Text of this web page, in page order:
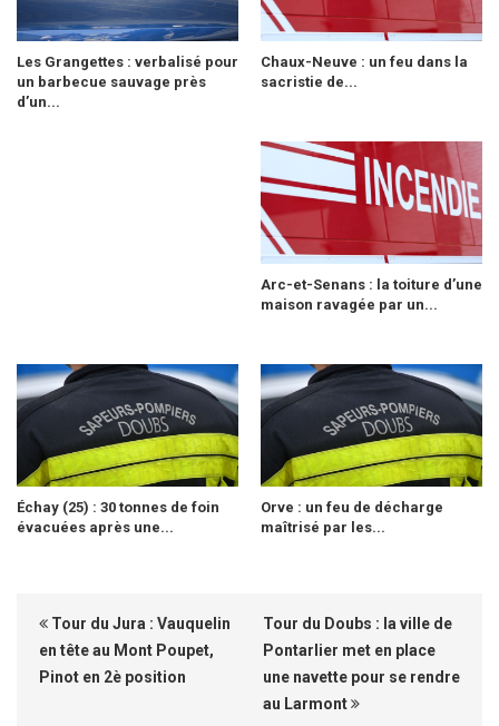
Les Grangettes : verbalisé pour
un barbecue sauvage près
d’un...
Chaux-Neuve : un feu dans la
sacristie de...
Arc-et-Senans : la toiture d’une
maison ravagée par un...
Échay (25) : 30 tonnes de foin
évacuées après une...
Orve : un feu de décharge
maîtrisé par les...
Tour du Jura : Vauquelin
en tête au Mont Poupet,
Pinot en 2è position
Tour du Doubs : la ville de
Pontarlier met en place
une navette pour se rendre
au Larmont